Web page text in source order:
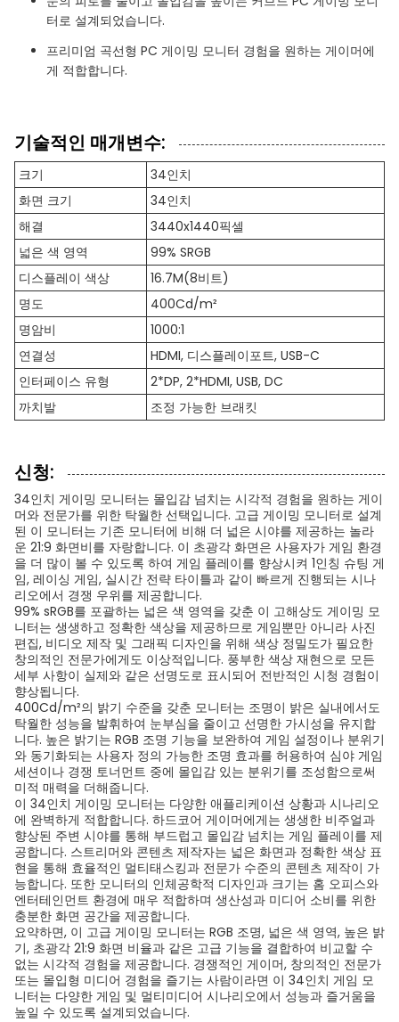
터로 설계되었습니다.
프리미엄 곡선형 PC 게이밍 모니터 경험을 원하는 게이머에
게 적합합니다.
기술적인 매개변수:
크기
34인치
화면 크기
34인치
해결
3440x1440픽셀
넓은 색 영역
99% SRGB
디스플레이 색상
16.7M(8비트)
명도
400Cd/m²
명암비
1000:1
연결성
HDMI, 디스플레이포트, USB-C
인터페이스 유형
2*DP, 2*HDMI, USB, DC
까치발
조정 가능한 브래킷
신청:
34인치 게이밍 모니터는 몰입감 넘치는 시각적 경험을 원하는 게이
머와 전문가를 위한 탁월한 선택입니다. 고급 게이밍 모니터로 설계
된 이 모니터는 기존 모니터에 비해 더 넓은 시야를 제공하는 놀라
운 21:9 화면비를 자랑합니다. 이 초광각 화면은 사용자가 게임 환경
을 더 많이 볼 수 있도록 하여 게임 플레이를 향상시켜 1인칭 슈팅 게
임, 레이싱 게임, 실시간 전략 타이틀과 같이 빠르게 진행되는 시나
리오에서 경쟁 우위를 제공합니다.
99% sRGB를 포괄하는 넓은 색 영역을 갖춘 이 고해상도 게이밍 모
니터는 생생하고 정확한 색상을 제공하므로 게임뿐만 아니라 사진
편집, 비디오 제작 및 그래픽 디자인을 위해 색상 정밀도가 필요한
창의적인 전문가에게도 이상적입니다. 풍부한 색상 재현으로 모든
세부 사항이 실제와 같은 선명도로 표시되어 전반적인 시청 경험이
향상됩니다.
400Cd/m²의 밝기 수준을 갖춘 모니터는 조명이 밝은 실내에서도
탁월한 성능을 발휘하여 눈부심을 줄이고 선명한 가시성을 유지합
니다. 높은 밝기는 RGB 조명 기능을 보완하여 게임 설정이나 분위기
와 동기화되는 사용자 정의 가능한 조명 효과를 허용하여 심야 게임
세션이나 경쟁 토너먼트 중에 몰입감 있는 분위기를 조성함으로써
미적 매력을 더해줍니다.
이 34인치 게이밍 모니터는 다양한 애플리케이션 상황과 시나리오
에 완벽하게 적합합니다. 하드코어 게이머에게는 생생한 비주얼과
향상된 주변 시야를 통해 부드럽고 몰입감 넘치는 게임 플레이를 제
공합니다. 스트리머와 콘텐츠 제작자는 넓은 화면과 정확한 색상 표
현을 통해 효율적인 멀티태스킹과 전문가 수준의 콘텐츠 제작이 가
능합니다. 또한 모니터의 인체공학적 디자인과 크기는 홈 오피스와
엔터테인먼트 환경에 매우 적합하며 생산성과 미디어 소비를 위한
충분한 화면 공간을 제공합니다.
요약하면, 이 고급 게이밍 모니터는 RGB 조명, 넓은 색 영역, 높은 밝
기, 초광각 21:9 화면 비율과 같은 고급 기능을 결합하여 비교할 수
없는 시각적 경험을 제공합니다. 경쟁적인 게이머, 창의적인 전문가
또는 몰입형 미디어 경험을 즐기는 사람이라면 이 34인치 게임 모
니터는 다양한 게임 및 멀티미디어 시나리오에서 성능과 즐거움을
높일 수 있도록 설계되었습니다.